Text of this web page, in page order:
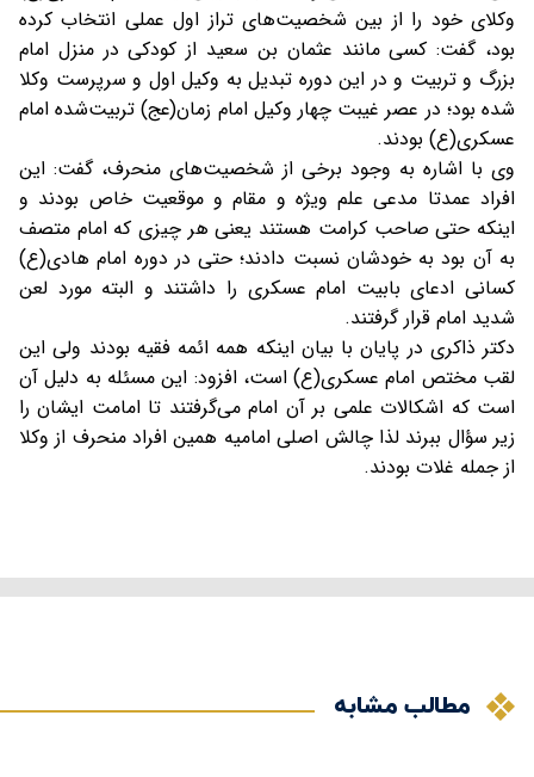
وکلای خود را از بین شخصیت‌های تراز اول عملی انتخاب کرده
بود، گفت: کسی مانند عثمان بن سعید از کودکی در منزل امام
بزرگ و تربیت و در این دوره تبدیل به وکیل اول و سرپرست وکلا
شده بود؛ در عصر غیبت چهار وکیل امام زمان(عج) تربیت‌شده امام
عسکری(ع) بودند.
وی با اشاره به وجود برخی از شخصیت‌های منحرف، گفت: این
افراد عمدتا مدعی علم ویژه و مقام و موقعیت خاص بودند و
اینکه حتی صاحب کرامت هستند یعنی هر چیزی که امام متصف
به آن بود به خودشان نسبت دادند؛ حتی در دوره امام هادی(ع)
کسانی ادعای بابیت امام عسکری را داشتند و البته مورد لعن
شدید امام قرار گرفتند.
دکتر ذاکری در پایان با بیان اینکه همه ائمه فقیه بودند ولی این
لقب مختص امام عسکری(ع) است، افزود: این مسئله به دلیل آن
است که اشکالات علمی بر آن امام می‌گرفتند تا امامت ایشان را
زیر سؤال ببرند لذا چالش اصلی امامیه همین افراد منحرف از وکلا
از جمله غلات بودند.
مطالب مشابه